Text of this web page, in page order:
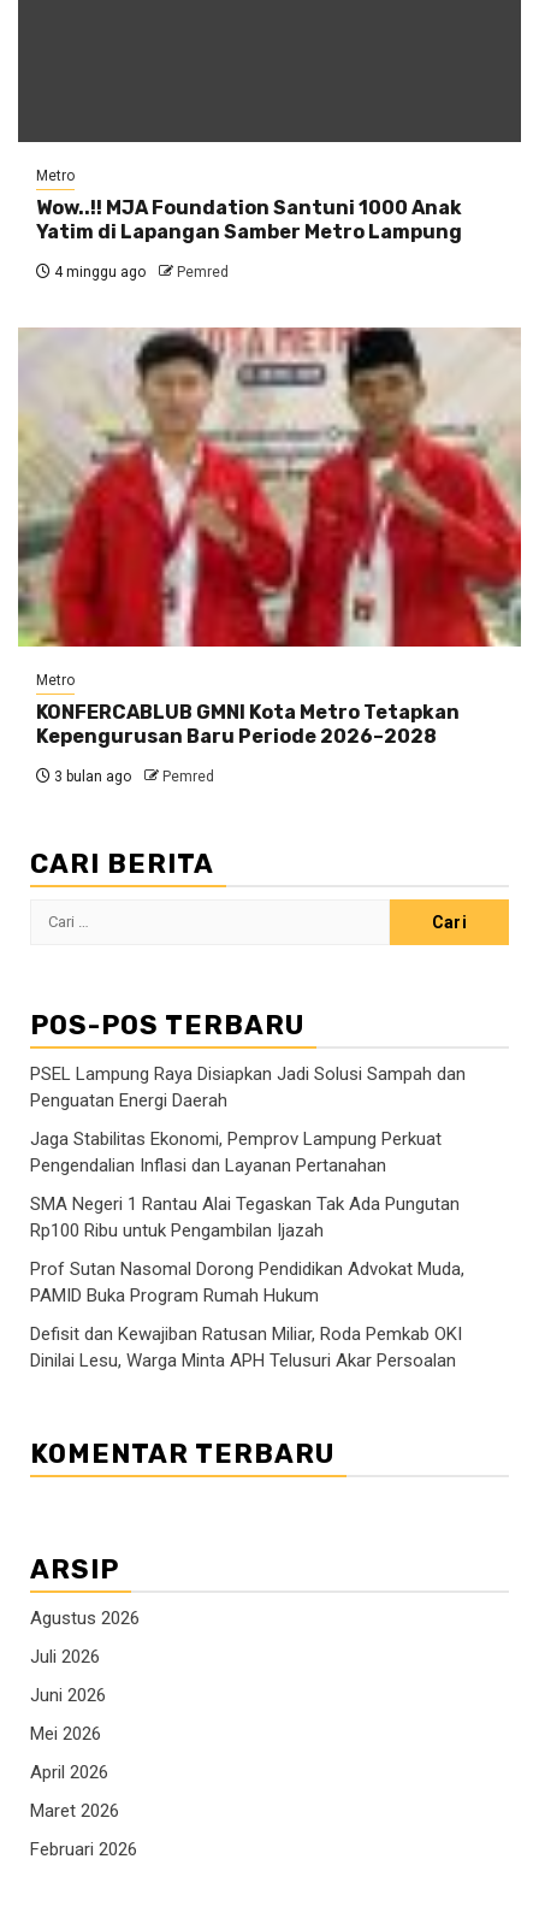
Metro
Wow..!! MJA Foundation Santuni 1000 Anak
Yatim di Lapangan Samber Metro Lampung
4 minggu ago Pemred
Metro
KONFERCABLUB GMNI Kota Metro Tetapkan
Kepengurusan Baru Periode 2026–2028
3 bulan ago Pemred
CARI BERITA
Cari
POS-POS TERBARU
PSEL Lampung Raya Disiapkan Jadi Solusi Sampah dan
Penguatan Energi Daerah
Jaga Stabilitas Ekonomi, Pemprov Lampung Perkuat
Pengendalian Inflasi dan Layanan Pertanahan
SMA Negeri 1 Rantau Alai Tegaskan Tak Ada Pungutan
Rp100 Ribu untuk Pengambilan Ijazah
Prof Sutan Nasomal Dorong Pendidikan Advokat Muda,
PAMID Buka Program Rumah Hukum
Defisit dan Kewajiban Ratusan Miliar, Roda Pemkab OKI
Dinilai Lesu, Warga Minta APH Telusuri Akar Persoalan
KOMENTAR TERBARU
ARSIP
Agustus 2026
Juli 2026
Juni 2026
Mei 2026
April 2026
Maret 2026
Februari 2026